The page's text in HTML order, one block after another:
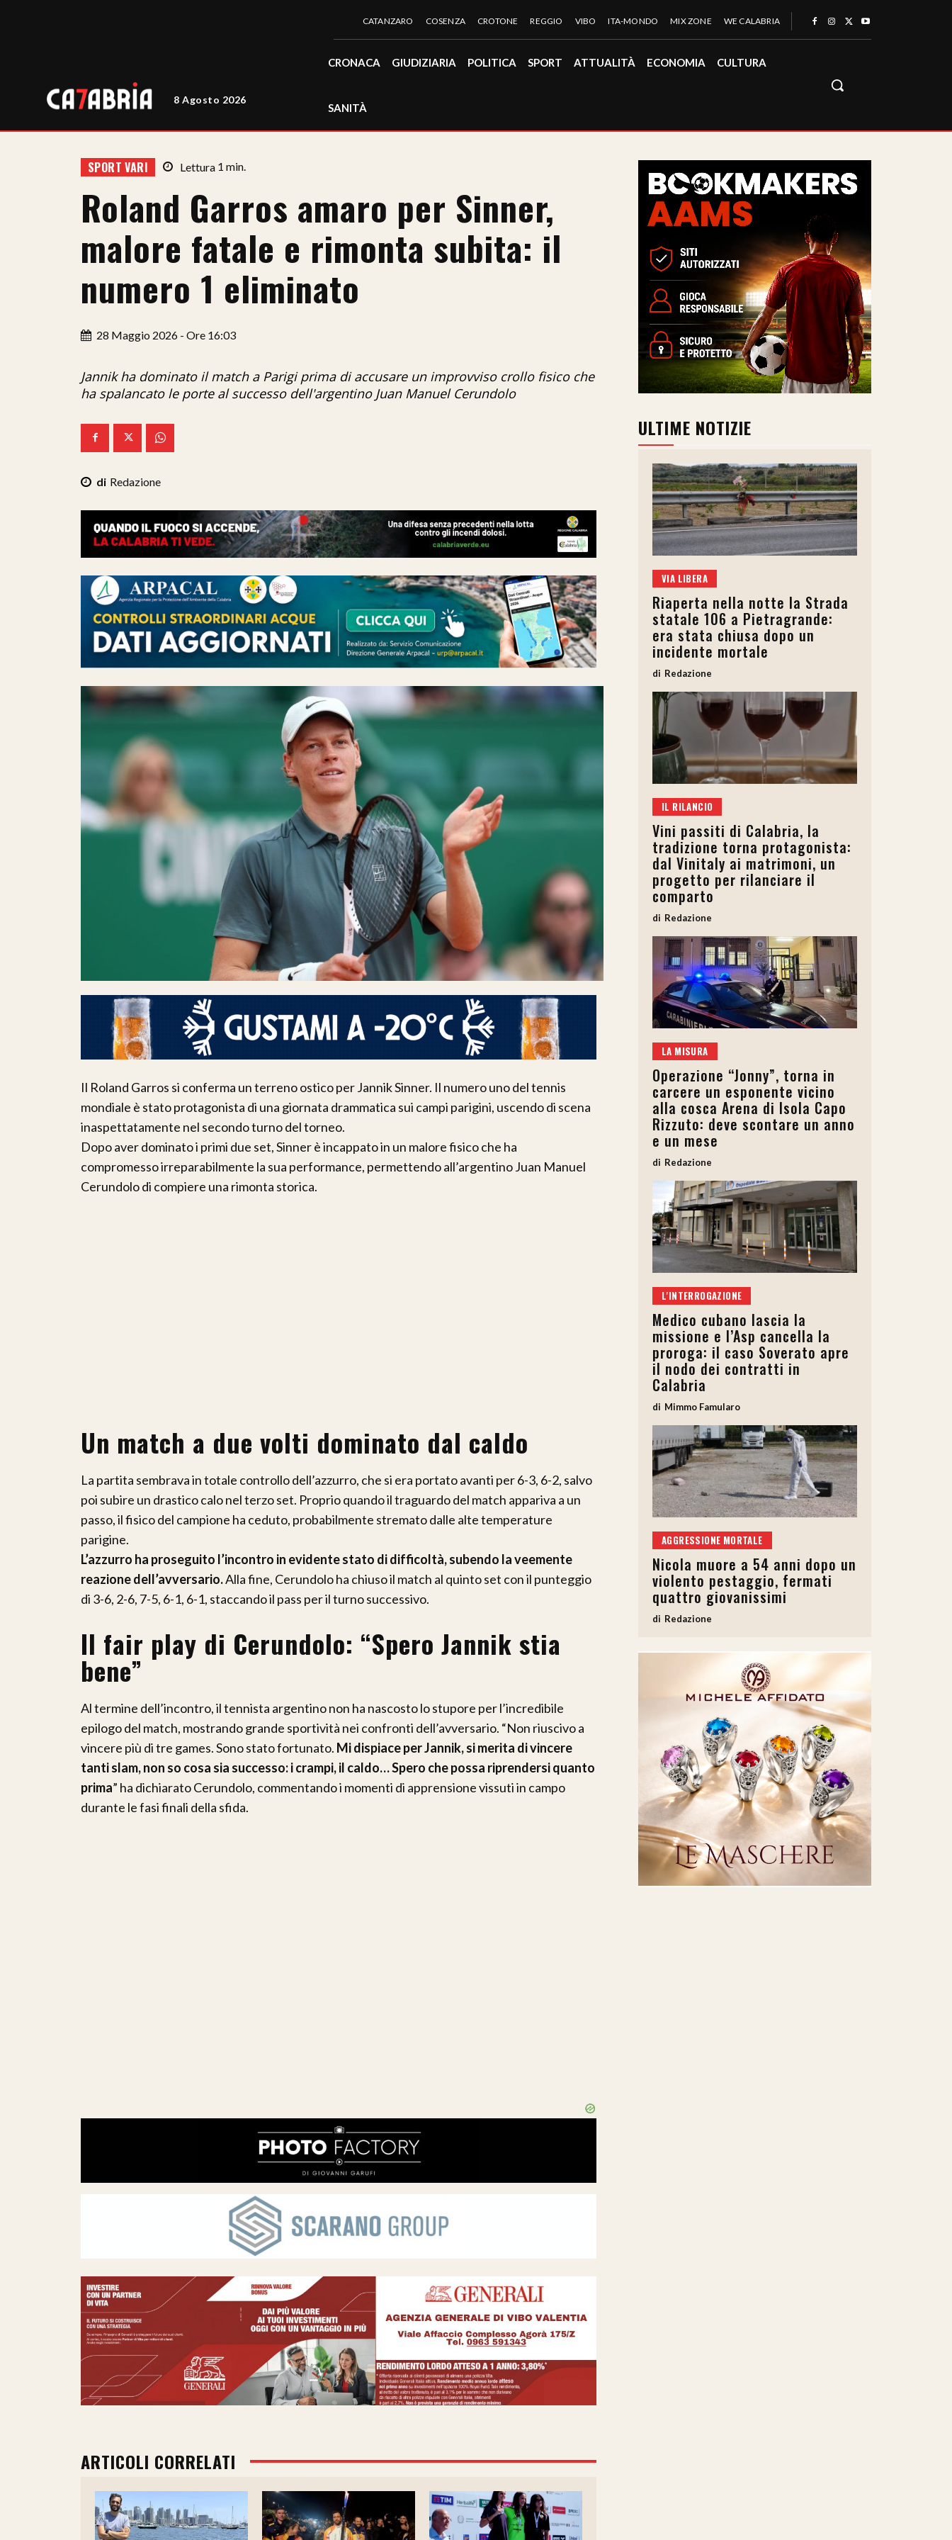
8 Agosto 2026
CATANZARO COSENZA CROTONE REGGIO VIBO ITA-MONDO MIX ZONE WE CALABRIA
CRONACA GIUDIZIARIA POLITICA SPORT ATTUALITÀ ECONOMIA CULTURA
SANITÀ
SPORT VARI Lettura 1 min.
Roland Garros amaro per Sinner,
malore fatale e rimonta subita: il
numero 1 eliminato
28 Maggio 2026 - Ore 16:03
Jannik ha dominato il match a Parigi prima di accusare un improvviso crollo fisico che
ha spalancato le porte al successo dell'argentino Juan Manuel Cerundolo
Redazione
Il Roland Garros si conferma un terreno ostico per Jannik Sinner. Il numero uno del tennis
mondiale è stato protagonista di una giornata drammatica sui campi parigini, uscendo di scena
inaspettatamente nel secondo turno del torneo.
Dopo aver dominato i primi due set, Sinner è incappato in un malore fisico che ha
compromesso irreparabilmente la sua performance, permettendo all’argentino Juan Manuel
Cerundolo di compiere una rimonta storica.
Un match a due volti dominato dal caldo
La partita sembrava in totale controllo dell’azzurro, che si era portato avanti per 6-3, 6-2, salvo
poi subire un drastico calo nel terzo set. Proprio quando il traguardo del match appariva a un
passo, il fisico del campione ha ceduto, probabilmente stremato dalle alte temperature
parigine.
L’azzurro ha proseguito l’incontro in evidente stato di difficoltà, subendo la veemente
reazione dell’avversario.Alla fine, Cerundolo ha chiuso il match al quinto set con il punteggio
di 3-6, 2-6, 7-5, 6-1, 6-1, staccando il pass per il turno successivo.
Il fair play di Cerundolo: “Spero Jannik stia
bene”
Al termine dell’incontro, il tennista argentino non ha nascosto lo stupore per l’incredibile
epilogo del match, mostrando grande sportività nei confronti dell’avversario. “Non riuscivo a
vincere più di tre games. Sono stato fortunato. Mi dispiace per Jannik, si merita di vincere
tanti slam, non so cosa sia successo: i crampi, il caldo… Spero che possa riprendersi quanto
prima” ha dichiarato Cerundolo, commentando i momenti di apprensione vissuti in campo
durante le fasi finali della sfida.
ARTICOLI CORRELATI
ULTIME NOTIZIE
VIA LIBERA
Riaperta nella notte la Strada
statale 106 a Pietragrande:
era stata chiusa dopo un
incidente mortale
Redazione
IL RILANCIO
Vini passiti di Calabria, la
tradizione torna protagonista:
dal Vinitaly ai matrimoni, un
progetto per rilanciare il
comparto
Redazione
LA MISURA
Operazione “Jonny”, torna in
carcere un esponente vicino
alla cosca Arena di Isola Capo
Rizzuto: deve scontare un anno
e un mese
Redazione
L'INTERROGAZIONE
Medico cubano lascia la
missione e l’Asp cancella la
proroga: il caso Soverato apre
il nodo dei contratti in
Calabria
Mimmo Famularo
AGGRESSIONE MORTALE
Nicola muore a 54 anni dopo un
violento pestaggio, fermati
quattro giovanissimi
Redazione